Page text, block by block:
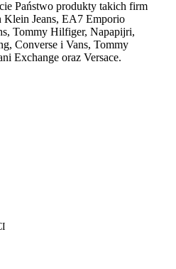
Państwo produkty takich firm
Klein Jeans, EA7 Emporio
Tommy Hilfiger, Napapijri,
Converse i Vans, Tommy
Exchange oraz Versace.